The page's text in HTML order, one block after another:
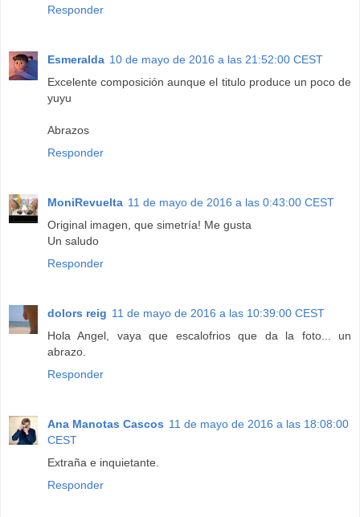
Responder
Esmeralda 10 de mayo de 2016 a las 21:52:00 CEST
Excelente composición aunque el titulo produce un poco de
yuyu
Abrazos
Responder
MoniRevuelta 11 de mayo de 2016 a las 0:43:00 CEST
Original imagen, que simetría! Me gusta
Un saludo
Responder
dolors reig 11 de mayo de 2016 a las 10:39:00 CEST
Hola Angel, vaya que escalofrios que da la foto... un
abrazo.
Responder
Ana Manotas Cascos 11 de mayo de 2016 a las 18:08:00
CEST
Extraña e inquietante.
Responder